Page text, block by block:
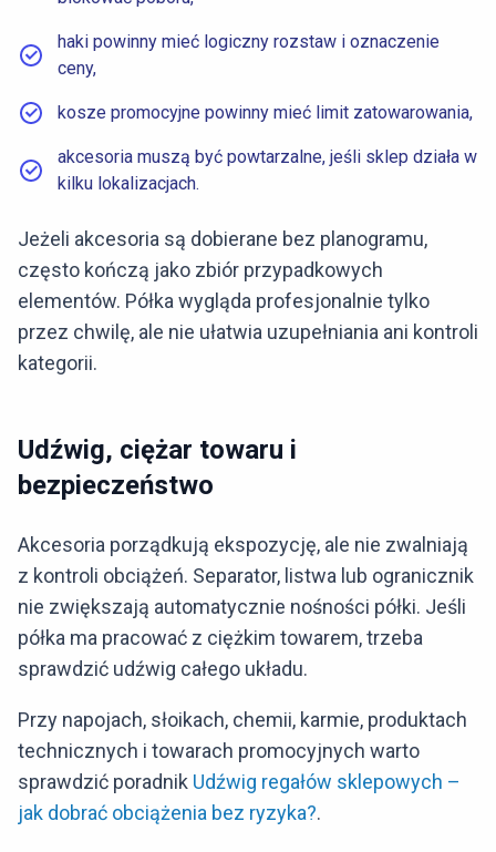
haki powinny mieć logiczny rozstaw i oznaczenie
ceny,
kosze promocyjne powinny mieć limit zatowarowania,
akcesoria muszą być powtarzalne, jeśli sklep działa w
kilku lokalizacjach.
Jeżeli akcesoria są dobierane bez planogramu,
często kończą jako zbiór przypadkowych
elementów. Półka wygląda profesjonalnie tylko
przez chwilę, ale nie ułatwia uzupełniania ani kontroli
kategorii.
Udźwig, ciężar towaru i
bezpieczeństwo
Akcesoria porządkują ekspozycję, ale nie zwalniają
z kontroli obciążeń. Separator, listwa lub ogranicznik
nie zwiększają automatycznie nośności półki. Jeśli
półka ma pracować z ciężkim towarem, trzeba
sprawdzić udźwig całego układu.
Przy napojach, słoikach, chemii, karmie, produktach
technicznych i towarach promocyjnych warto
sprawdzić poradnik Udźwig regałów sklepowych –
jak dobrać obciążenia bez ryzyka?.